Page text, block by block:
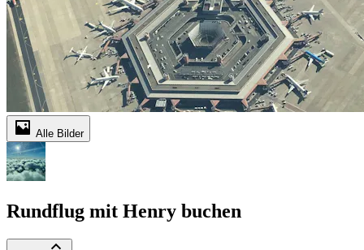
Alle Bilder
Rundflug mit Henry buchen